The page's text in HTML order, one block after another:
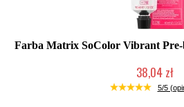
Farba Matrix SoColor Vibrant Pre-
38,04 zł
Duża ilość (wysyłka
5/5